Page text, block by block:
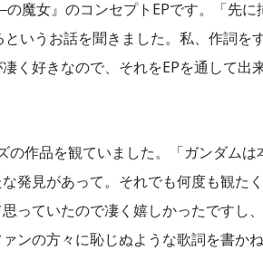
魔女』のコンセプトEPです。「先に
いうお話を聞きました。私、作詞を
く好きなので、それをEPを通して出
作品を観ていました。「ガンダムは
発見があって。それでも何度も観たく
っていたので凄く嬉しかったですし、
ンの方々に恥じぬような歌詞を書かね